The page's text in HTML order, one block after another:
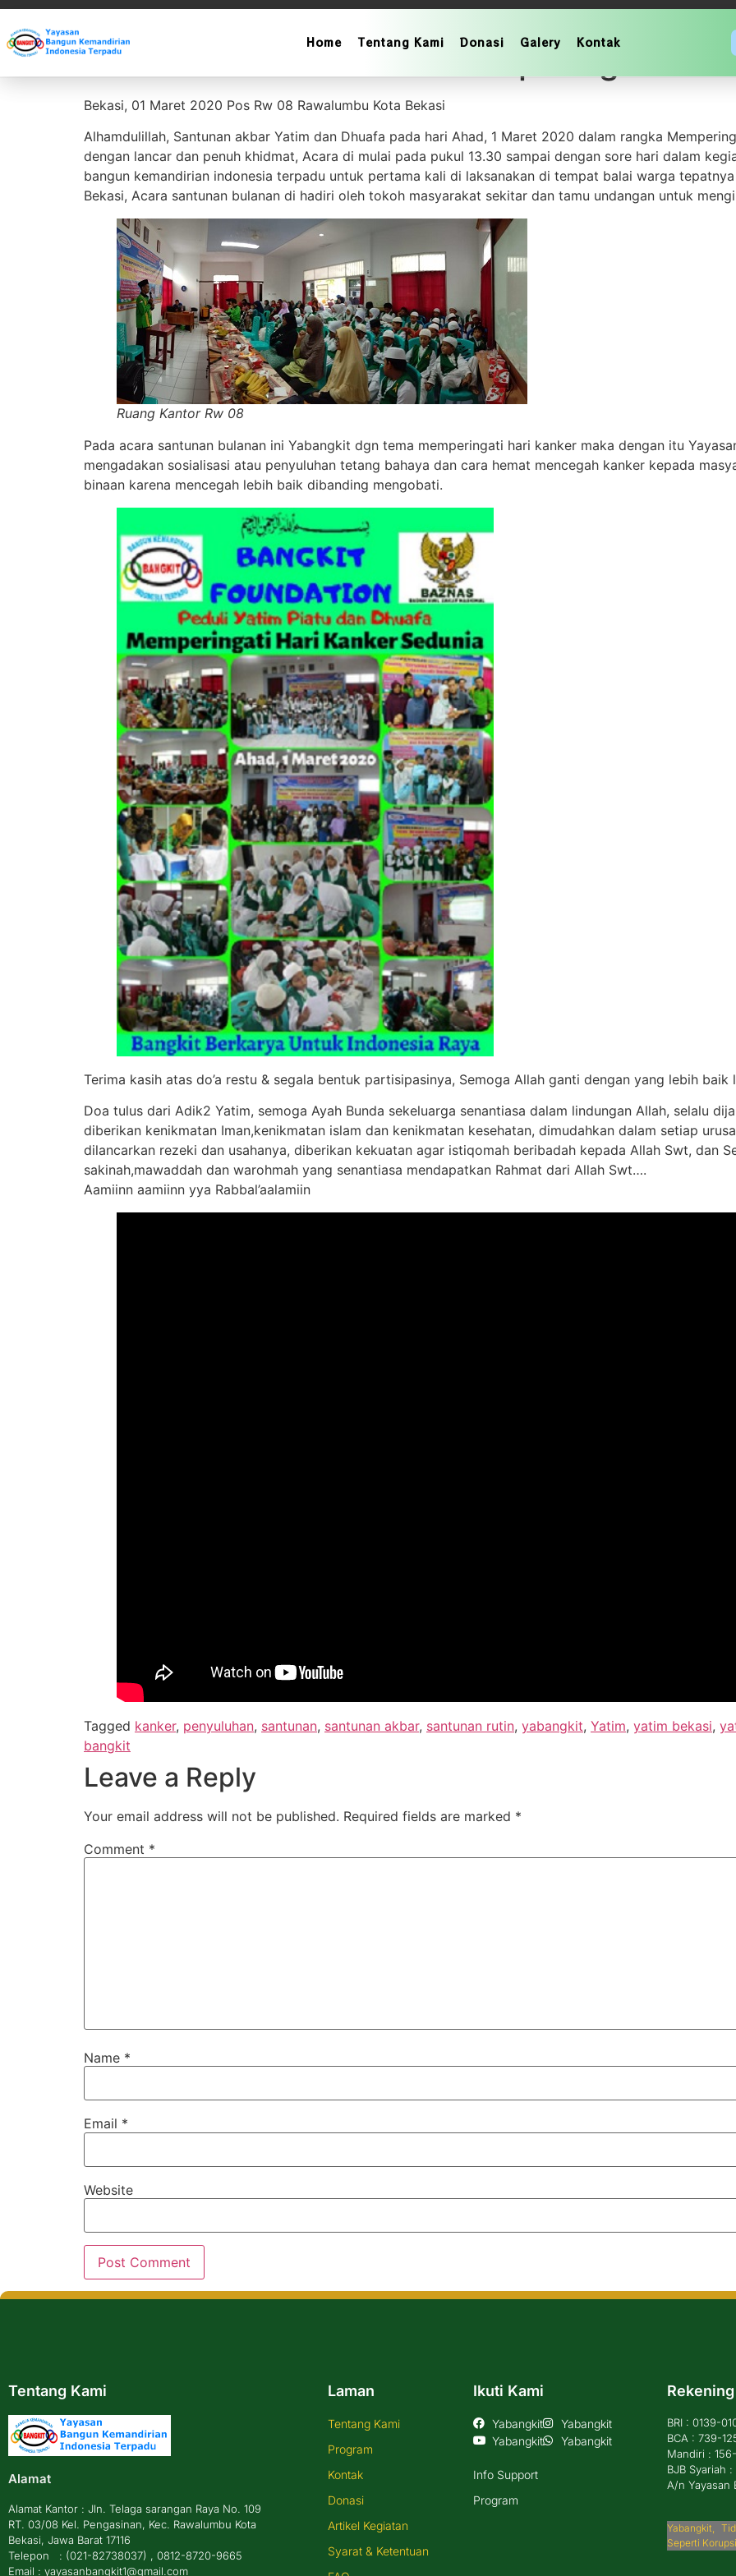
Home Tentang Kami Donasi Galery Kontak
Santunan Akbar Tema Memperingati Hari
Bekasi, 01 Maret 2020 Pos Rw 08 Rawalumbu Kota Bekasi
Alhamdulillah, Santunan akbar Yatim dan Dhuafa pada hari Ahad, 1 Maret 2020 dalam rangka
dengan lancar dan penuh khidmat, Acara di mulai pada pukul 13.30 sampai dengan sore hari dalam
bangun kemandirian indonesia terpadu untuk pertama kali di laksanakan di tempat balai warga
Bekasi, Acara santunan bulanan di hadiri oleh tokoh masyarakat sekitar dan tamu undangan untuk
Ruang Kantor Rw 08
Pada acara santunan bulanan ini Yabangkit dgn tema memperingati hari kanker maka dengan itu
mengadakan sosialisasi atau penyuluhan tetang bahaya dan cara hemat mencegah kanker kepada
binaan karena mencegah lebih baik dibanding mengobati.
Terima kasih atas do’a restu & segala bentuk partisipasinya, Semoga Allah ganti dengan yang lebih
Doa tulus dari Adik2 Yatim, semoga Ayah Bunda sekeluarga senantiasa dalam lindungan Allah, selalu
diberikan kenikmatan Iman,kenikmatan islam dan kenikmatan kesehatan, dimudahkan dalam setiap
dilancarkan rezeki dan usahanya, diberikan kekuatan agar istiqomah beribadah kepada Allah Swt, dan
sakinah,mawaddah dan warohmah yang senantiasa mendapatkan Rahmat dari Allah Swt….
Aamiinn aamiinn yya Rabbal’aalamiin
Tagged kanker, penyuluhan, santunan, santunan akbar, santunan rutin, yabangkit, Yatim, yatim bekasi,
bangkit
Leave a Reply
Your email address will not be published. Required fields are marked *
Comment *
Name *
Email *
Website
Tentang Kami
Alamat
Alamat Kantor : Jln. Telaga sarangan Raya No. 109
RT. 03/08 Kel. Pengasinan, Kec. Rawalumbu Kota
Bekasi, Jawa Barat 17116
Telepon : (021-82738037) , 0812-8720-9665
Email : yayasanbangkit1@gmail.com
Laman
Tentang Kami
Program
Kontak
Donasi
Artikel Kegiatan
Syarat & Ketentuan
Ikuti Kami
Yabangkit
Yabangkit
Yabangkit
Yabangkit
Info Support
Program
BRI : 0139-
BCA : 739-
Mandiri :
BJB Syariah
A/n Yayasan
Yabangkit,
Seperti